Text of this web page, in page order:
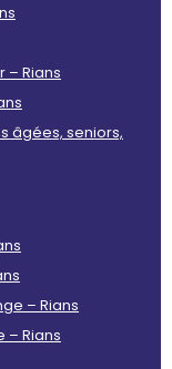
– Rians
âgées, seniors,
– Rians
– Rians